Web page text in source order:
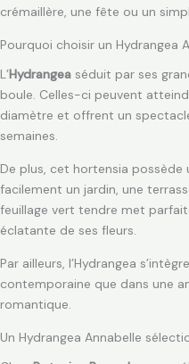
crémaillère, une fête ou un
Pourquoi choisir un Hydrangea
L’Hydrangea séduit par ses
boule. Celles-ci peuvent
diamètre et offrent un
semaines.
De plus, cet hortensia
facilement un jardin, une
feuillage vert tendre met
éclatante de ses fleurs.
Par ailleurs, l’Hydrangea
contemporaine que dans une
romantique.
Un Hydrangea Annabelle